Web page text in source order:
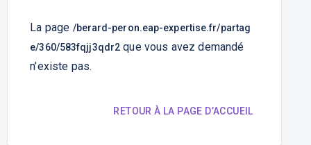
La page /berard-peron.eap-expertise.fr/partag
e/360/583fqjj3qdr2 que vous avez demandé
n’existe pas.
RETOUR À LA PAGE D’ACCUEIL